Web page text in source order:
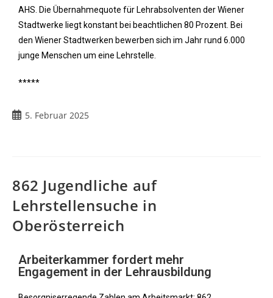
AHS. Die Übernahmequote für Lehrabsolventen der Wiener
Stadtwerke liegt konstant bei beachtlichen 80 Prozent. Bei
den Wiener Stadtwerken bewerben sich im Jahr rund 6.000
junge Menschen um eine Lehrstelle.
*****
5. Februar 2025
862 Jugendliche auf
Lehrstellensuche in
Oberösterreich
Arbeiterkammer fordert mehr
Engagement in der Lehrausbildung